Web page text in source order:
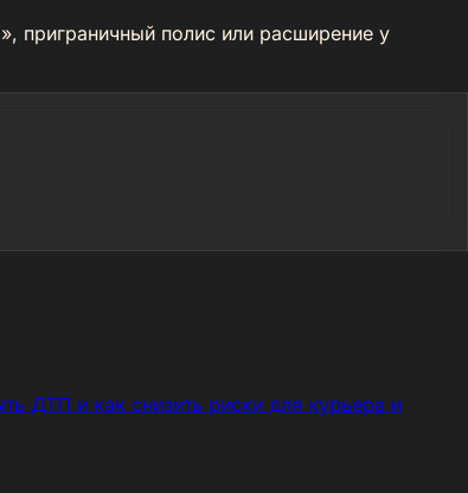
приграничный полис или расширение у
ДТП и как снизить риски для курьера и